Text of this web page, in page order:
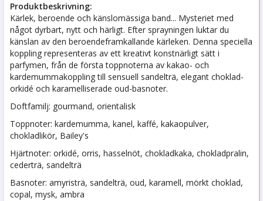
Produktbeskrivning:
Kärlek, beroende och känslomässiga band... Mysteriet med
något dyrbart, nytt och härligt. Efter sprayningen luktar du
känslan av den beroendeframkallande kärleken. Denna speciella
koppling representeras av ett kreativt konstnärligt sätt i
parfymen, från de första toppnoterna av kakao- och
kardemummakoppling till sensuell sandelträ, elegant choklad-
orkidé och karamelliserade oud-basnoter.
Doftfamilj: gourmand, orientalisk
Toppnoter: kardemumma, kanel, kaffé, kakaopulver,
chokladlikör, Bailey's
Hjärtnoter: orkidé, orris, hasselnöt, chokladkaka, chokladpralin,
cederträ, sandelträ
Basnoter: amyristrä, sandelträ, oud, karamell, mörkt choklad,
copal, mysk, ambra